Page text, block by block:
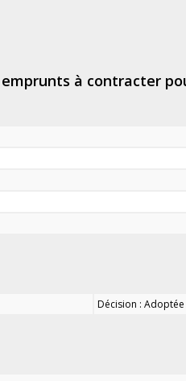
emprunts à contracter
Décision : Adoptée